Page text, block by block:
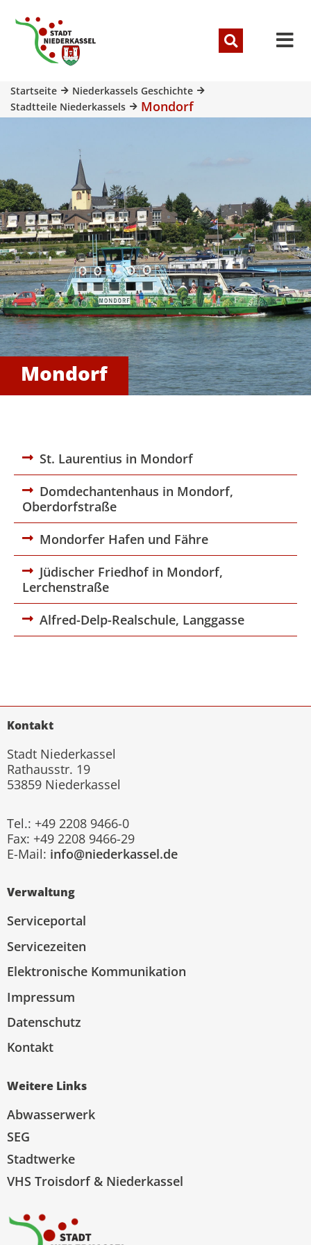
Startseite
Niederkassels Geschichte
Stadtteile Niederkassels
Mondorf
Mondorf
St. Laurentius in Mondorf
Domdechantenhaus in Mondorf,
Oberdorfstraße
Mondorfer Hafen und Fähre
Jüdischer Friedhof in Mondorf,
Lerchenstraße
Alfred-Delp-Realschule, Langgasse
Kontakt
Stadt Niederkassel
Rathausstr. 19
53859 Niederkassel
Tel.: +49 2208 9466-0
Fax: +49 2208 9466-29
E-Mail: info@niederkassel.de
Verwaltung
Serviceportal
Servicezeiten
Elektronische Kommunikation
Impressum
Datenschutz
Kontakt
Weitere Links
Abwasserwerk
SEG
Stadtwerke
VHS Troisdorf & Niederkassel